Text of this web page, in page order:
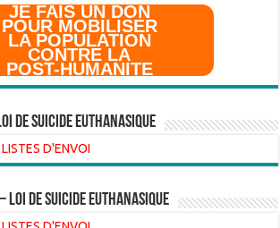
JE FAIS UN DON
POUR MOBILISER
LA POPULATION
CONTRE LA
POST-HUMANITE
de suicide euthanasique
LISTES D'ENVOI
loi de suicide euthanasique